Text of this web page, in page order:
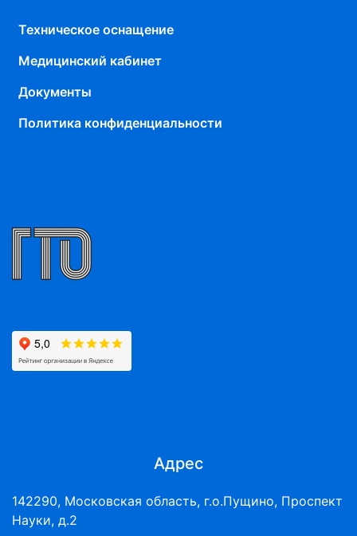
Техническое оснащение
Медицинский кабинет
Документы
Политика конфиденциальности
Адрес
142290, Московская область, г.о.Пущино, Проспект
Науки, д.2